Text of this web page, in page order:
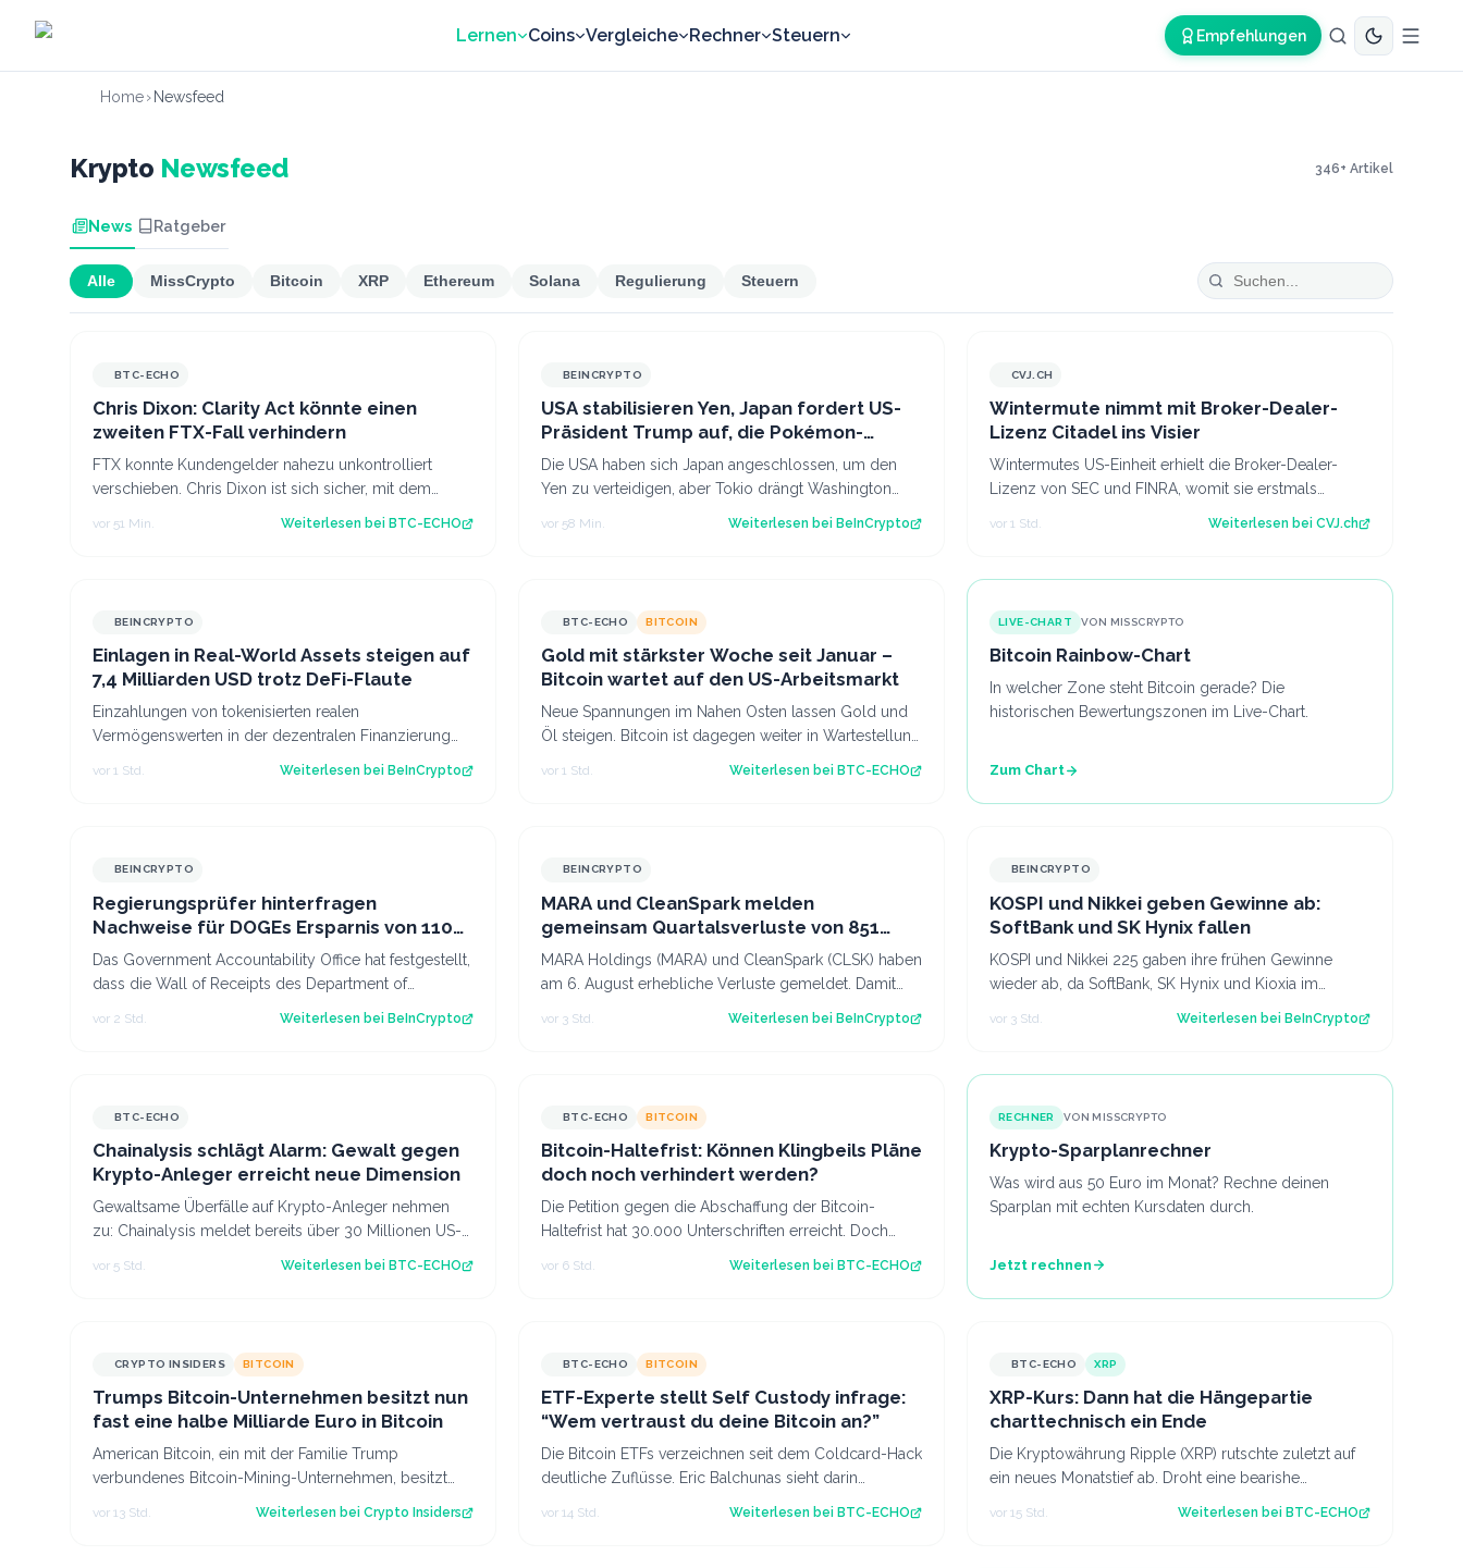
Lernen
Coins Vergleiche Rechner Steuern Empfehlungen
Home› Newsfeed
Krypto Newsfeed 346+ Artikel
News Ratgeber
Alle MissCrypto Bitcoin XRP Ethereum Solana Regulierung Steuern
BTC-ECHO
Chris Dixon: Clarity Act könnte einen
zweiten FTX-Fall verhindern
FTX konnte Kundengelder nahezu unkontrolliert
verschieben. Chris Dixon ist sich sicher, mit dem
vor 51 Min. Weiterlesen bei BTC-ECHO
BEINCRYPTO
USA stabilisieren Yen, Japan fordert US-
Präsident Trump auf, die Pokémon-
Memes zu beenden
Die USA haben sich Japan angeschlossen, um den
Yen zu verteidigen, aber Tokio drängt Washington
vor 58 Min. Weiterlesen bei BeInCrypto
CVJ.CHCVJ.CH
Wintermute nimmt mit Broker-Dealer-
Lizenz Citadel ins Visier
Wintermutes US-Einheit erhielt die Broker-Dealer-
Lizenz von SEC und FINRA, womit sie erstmals
vor 1 Std. Weiterlesen bei CVJ.ch
BEINCRYPTO
Einlagen in Real-World Assets steigen auf
7,4 Milliarden USD trotz DeFi-Flaute
Einzahlungen von tokenisierten realen
Vermögenswerten in der dezentralen Finanzierung
vor 1 Std. Weiterlesen bei BeInCrypto
BTC-ECHO BITCOIN
Gold mit stärkster Woche seit Januar –
Bitcoin wartet auf den US-Arbeitsmarkt
Neue Spannungen im Nahen Osten lassen Gold und
Öl steigen. Bitcoin ist dagegen weiter in Wartestellung
vor 1 Std. Weiterlesen bei BTC-ECHO
LIVE-CHART VON MISSCRYPTO
Bitcoin Rainbow-Chart
In welcher Zone steht Bitcoin gerade? Die
historischen Bewertungszonen im Live-Chart.
Zum Chart
BEINCRYPTO
Regierungsprüfer hinterfragen
Nachweise für DOGEs Ersparnis von 110
Milliarden USD
Das Government Accountability Office hat festgestellt,
dass die Wall of Receipts des Department of
vor 2 Std. Weiterlesen bei BeInCrypto
BEINCRYPTO
MARA und CleanSpark melden
gemeinsam Quartalsverluste von 851
Millionen USD
MARA Holdings (MARA) und CleanSpark (CLSK) haben
am 6. August erhebliche Verluste gemeldet. Damit
vor 3 Std. Weiterlesen bei BeInCrypto
BEINCRYPTO
KOSPI und Nikkei geben Gewinne ab:
SoftBank und SK Hynix fallen
KOSPI und Nikkei 225 gaben ihre frühen Gewinne
wieder ab, da SoftBank, SK Hynix und Kioxia im
vor 3 Std. Weiterlesen bei BeInCrypto
BTC-ECHO
Chainalysis schlägt Alarm: Gewalt gegen
Krypto-Anleger erreicht neue Dimension
Gewaltsame Überfälle auf Krypto-Anleger nehmen
zu: Chainalysis meldet bereits über 30 Millionen US-
vor 5 Std. Weiterlesen bei BTC-ECHO
BTC-ECHO BITCOIN
Bitcoin-Haltefrist: Können Klingbeils Pläne
doch noch verhindert werden?
Die Petition gegen die Abschaffung der Bitcoin-
Haltefrist hat 30.000 Unterschriften erreicht. Doch
vor 6 Std. Weiterlesen bei BTC-ECHO
RECHNER VON MISSCRYPTO
Krypto-Sparplanrechner
Was wird aus 50 Euro im Monat? Rechne deinen
Sparplan mit echten Kursdaten durch.
Jetzt rechnen
CRYPTO INSIDERS BITCOIN
Trumps Bitcoin-Unternehmen besitzt nun
fast eine halbe Milliarde Euro in Bitcoin
American Bitcoin, ein mit der Familie Trump
verbundenes Bitcoin-Mining-Unternehmen, besitzt
inzwischen 8.002 Bitcoin im Wert von rund 444 Mi…
vor 13 Std. Weiterlesen bei Crypto Insiders
BTC-ECHO BITCOIN
ETF-Experte stellt Self Custody infrage:
“Wem vertraust du deine Bitcoin an?”
Die Bitcoin ETFs verzeichnen seit dem Coldcard-Hack
deutliche Zuflüsse. Eric Balchunas sieht darin
womöglich einen Vertrauensgewinn. Source:…
vor 14 Std. Weiterlesen bei BTC-ECHO
BTC-ECHO XRP
XRP-Kurs: Dann hat die Hängepartie
charttechnisch ein Ende
Die Kryptowährung Ripple (XRP) rutschte zuletzt auf
ein neues Monatstief ab. Droht eine bearishe
Trendfortsetzung oder gelingt der Käufersei…
vor 15 Std. Weiterlesen bei BTC-ECHO